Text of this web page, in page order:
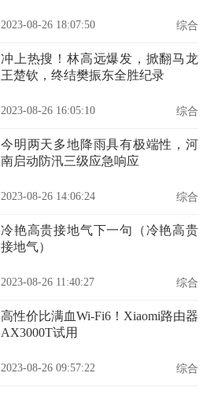
2023-08-26 18:07:50 综合
冲上热搜！林高远爆发，掀翻马龙
王楚钦，终结樊振东全胜纪录
2023-08-26 16:05:10 综合
今明两天多地降雨具有极端性，河
南启动防汛三级应急响应
2023-08-26 14:06:24 综合
冷艳高贵接地气下一句（冷艳高贵
接地气）
2023-08-26 11:40:27 综合
高性价比满血Wi-Fi6！Xiaomi路由器
AX3000T试用
2023-08-26 09:57:22 综合